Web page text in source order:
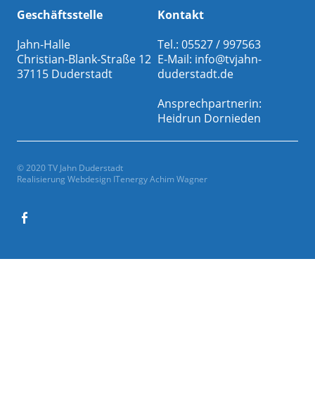
Geschäftsstelle
Jahn-Halle
Christian-Blank-Straße 12
37115 Duderstadt
Kontakt
Tel.: 05527 / 997563
E-Mail: info@tvjahn-
duderstadt.de
Ansprechpartnerin:
Heidrun Dornieden
© 2020 TV Jahn Duderstadt
Realisierung Webdesign ITenergy Achim Wagner